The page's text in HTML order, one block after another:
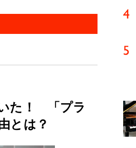
た！ 「プラ
とは？